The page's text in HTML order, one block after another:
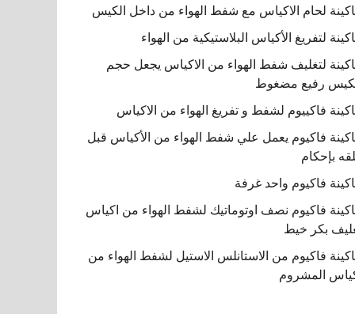
لحام الاكياس مع شفط الهواء من داخل الكيس
لتفريغ الأكياس البلاستيكية من الهواء
لتغليف شفط الهواء من الاكياس يجعل حجم
رفيع مضغوط
فاكييوم لشفط و تفريغ الهواء من الاكياس
فاكيوم يعمل علي شفط الهواء من الأكياس قبل
بإحكام
فاكيوم واحد غرفة
فاكيوم نصف اوتوماتيك لشفط الهواء من اكياس
بكر خيط
فاكيوم من الاستانلس الاستيل لشفط الهواء من
المشروم